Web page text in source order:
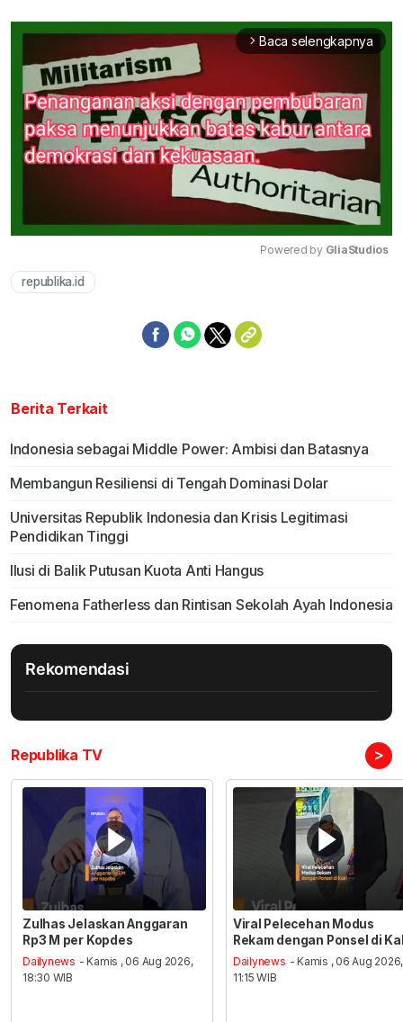
arrow_forward_ios Baca selengkapnya
Powered by GliaStudios
republika.id
Berita Terkait
Indonesia sebagai Middle Power: Ambisi dan Batasnya
Membangun Resiliensi di Tengah Dominasi Dolar
Universitas Republik Indonesia dan Krisis Legitimasi
Pendidikan Tinggi
Ilusi di Balik Putusan Kuota Anti Hangus
Fenomena Fatherless dan Rintisan Sekolah Ayah Indonesia
Rekomendasi
Republika TV >
Zulhas Jelaskan Anggaran
Rp3 M per Kopdes
Dailynews - Kamis , 06 Aug 2026,
18:30 WIB
Viral Pelecehan Modus
Rekam dengan Ponsel di
Dailynews - Kamis , 06 Aug 2026,
11:15 WIB